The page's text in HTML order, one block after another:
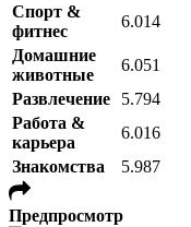
Спорт &
фитнес
6.014
Домашние
животные
6.051
Развлечение
5.794
Работа &
карьера
6.016
Знакомства
5.987
Предпросмотр